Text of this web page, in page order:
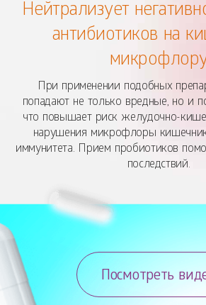
Нейтрализует
антибиотиков на
При применении подобных
попадают не только вредные, но и
что повышает риск желудочно-
нарушения микрофлоры
иммунитета. Прием пробиотиков
последствий.
Посмотреть